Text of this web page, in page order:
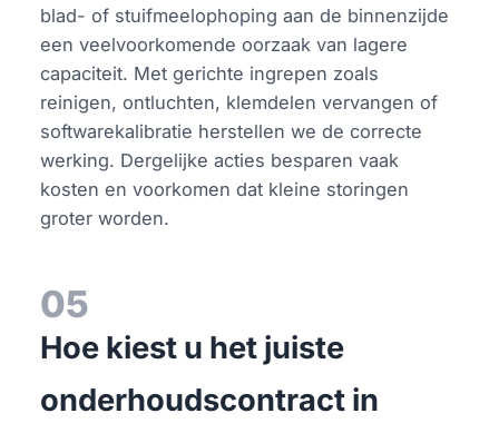
blad- of stuifmeelophoping aan de binnenzijde
een veelvoorkomende oorzaak van lagere
capaciteit. Met gerichte ingrepen zoals
reinigen, ontluchten, klemdelen vervangen of
softwarekalibratie herstellen we de correcte
werking. Dergelijke acties besparen vaak
kosten en voorkomen dat kleine storingen
groter worden.
05
Hoe kiest u het juiste
onderhoudscontract in